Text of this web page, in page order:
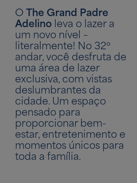
O The Grand Padre
Adelino leva o lazer a
um novo nível –
literalmente! No 32º
andar, você desfruta de
uma área de lazer
exclusiva, com vistas
deslumbrantes da
cidade. Um espaço
pensado para
proporcionar bem-
estar, entretenimento e
momentos únicos para
toda a família.